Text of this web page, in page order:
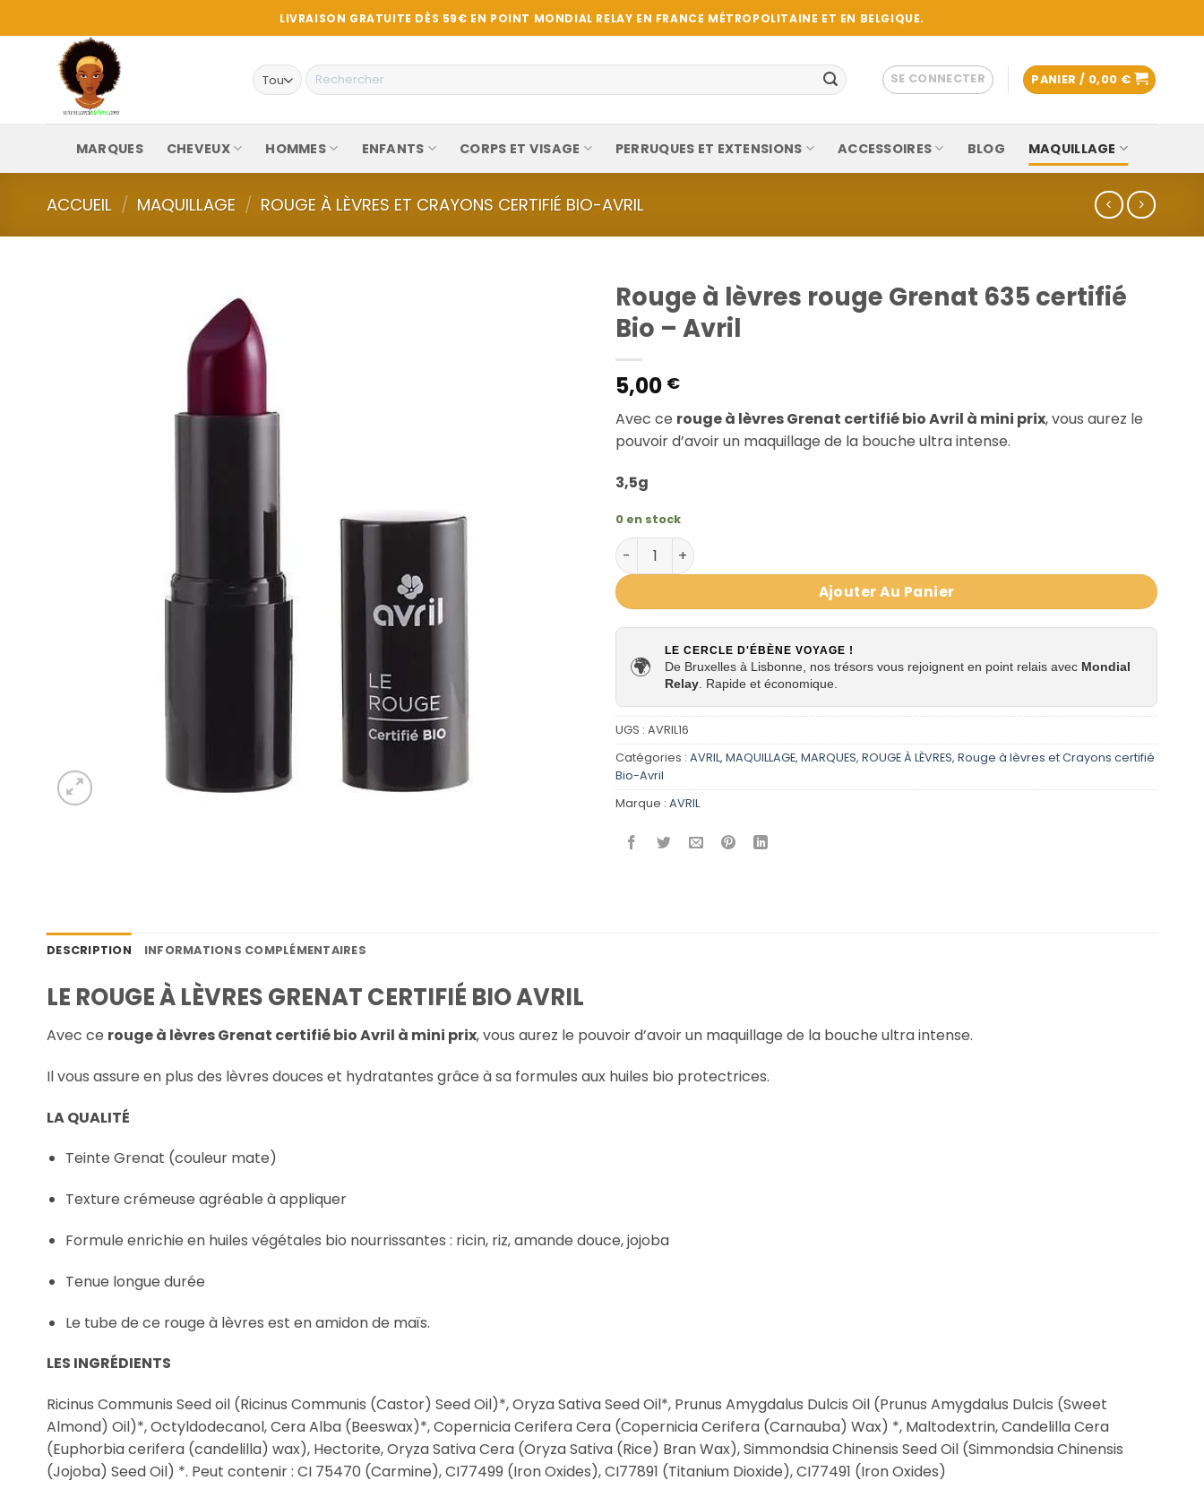
au
LIVRAISON GRATUITE DÈS 59€ EN POINT MONDIAL RELAY EN FRANCE MÉTROPOLITAINE ET EN BELGIQUE.
Recherche
pour :
SE CONNECTER PANIER / 0,00 €
MARQUES CHEVEUX HOMMES ENFANTS CORPS ET VISAGE PERRUQUES ET EXTENSIONS ACCESSOIRES BLOG MAQUILLAGE
ACCUEIL / MAQUILLAGE / ROUGE À LÈVRES ET CRAYONS CERTIFIÉ BIO-AVRIL
Rouge à lèvres rouge Grenat 635 certifié
Bio – Avril
5,00 €
Avec ce rouge à lèvres Grenat certifié bio Avril à mini prix, vous aurez le
pouvoir d’avoir un maquillage de la bouche ultra intense.
3,5g
0 en stock
quantité de Rouge à lèvres rouge Grenat 635 certifié Bio - Avril
Ajouter Au Panier
🌍
LE CERCLE D'ÉBÈNE VOYAGE !
De Bruxelles à Lisbonne, nos trésors vous rejoignent en point relais avec Mondial
Relay. Rapide et économique.
UGS : AVRIL16
Catégories : AVRIL, MAQUILLAGE, MARQUES, ROUGE À LÈVRES, Rouge à lèvres et Crayons certifié
Bio-Avril
Marque : AVRIL
DESCRIPTION INFORMATIONS COMPLÉMENTAIRES
LE ROUGE À LÈVRES GRENAT CERTIFIÉ BIO AVRIL
Avec ce rouge à lèvres Grenat certifié bio Avril à mini prix, vous aurez le pouvoir d’avoir un maquillage de la bouche ultra intense.
Il vous assure en plus des lèvres douces et hydratantes grâce à sa formules aux huiles bio protectrices.
LA QUALITÉ
Teinte Grenat (couleur mate)
Texture crémeuse agréable à appliquer
Formule enrichie en huiles végétales bio nourrissantes : ricin, riz, amande douce, jojoba
Tenue longue durée
Le tube de ce rouge à lèvres est en amidon de maïs.
LES INGRÉDIENTS
Ricinus Communis Seed oil (Ricinus Communis (Castor) Seed Oil)*, Oryza Sativa Seed Oil*, Prunus Amygdalus Dulcis Oil (Prunus Amygdalus Dulcis (Sweet
Almond) Oil)*, Octyldodecanol, Cera Alba (Beeswax)*, Copernicia Cerifera Cera (Copernicia Cerifera (Carnauba) Wax) *, Maltodextrin, Candelilla Cera
(Euphorbia cerifera (candelilla) wax), Hectorite, Oryza Sativa Cera (Oryza Sativa (Rice) Bran Wax), Simmondsia Chinensis Seed Oil (Simmondsia Chinensis
(Jojoba) Seed Oil) *. Peut contenir : CI 75470 (Carmine), CI77499 (Iron Oxides), CI77891 (Titanium Dioxide), CI77491 (Iron Oxides)